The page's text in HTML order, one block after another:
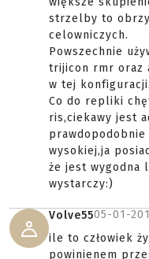
strzelby to
celowniczych.
Powszechnie
trijicon rmr oraz
w tej konfiguracji.
Co do repliki
ris,ciekawy jest
wysokiej,ja
że jest wygodna
wystarczy:)
Volve5505-01-
ile to człowiek
powinienem